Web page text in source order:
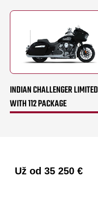
INDIAN CHALLENGER LIMITED
WITH 112 PACKAGE
Už od 35 250 €